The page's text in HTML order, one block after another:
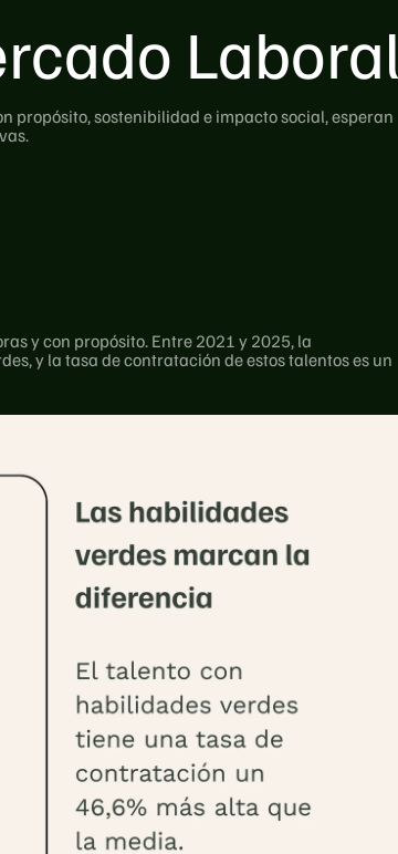
Laboral
propósito, sostenibilidad e impacto social, esperan
y con propósito. Entre 2021 y 2025, la
y la tasa de contratación de estos talentos es un